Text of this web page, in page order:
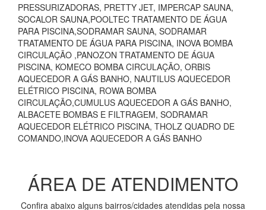
PRESSURIZADORAS, PRETTY JET, IMPERCAP SAUNA,
SOCALOR SAUNA,POOLTEC TRATAMENTO DE ÁGUA
PARA PISCINA,SODRAMAR SAUNA, SODRAMAR
TRATAMENTO DE ÁGUA PARA PISCINA, INOVA BOMBA
CIRCULAÇÃO ,PANOZON TRATAMENTO DE ÁGUA
PISCINA, KOMECO BOMBA CIRCULAÇÃO, ORBIS
AQUECEDOR A GÁS BANHO, NAUTILUS AQUECEDOR
ELÉTRICO PISCINA, ROWA BOMBA
CIRCULAÇÃO,CUMULUS AQUECEDOR A GÁS BANHO,
ALBACETE BOMBAS E FILTRAGEM, SODRAMAR
AQUECEDOR ELÉTRICO PISCINA, THOLZ QUADRO DE
COMANDO,INOVA AQUECEDOR A GÁS BANHO
ÁREA DE ATENDIMENTO
Confira abaixo alguns bairros/cidades atendidas pela nossa